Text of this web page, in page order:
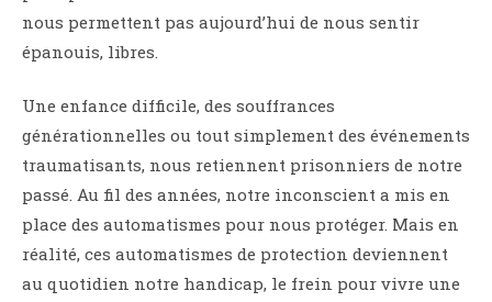
nous permettent pas aujourd’hui de nous sentir
épanouis, libres.
Une enfance difficile, des souffrances
générationnelles ou tout simplement des événements
traumatisants, nous retiennent prisonniers de notre
passé. Au fil des années, notre inconscient a mis en
place des automatismes pour nous protéger. Mais en
réalité, ces automatismes de protection deviennent
au quotidien notre handicap, le frein pour vivre une